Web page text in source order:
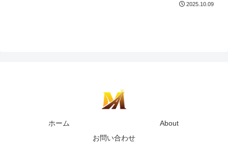
2025.10.09
ホーム
About
お問い合わせ